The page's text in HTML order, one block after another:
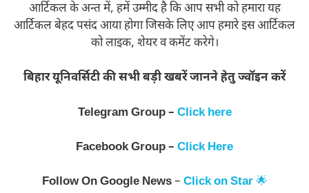
आर्टिकल के अन्त में, हमें उम्मीद है कि आप सभी को हमारा यह
आर्टिकल बेहद पसंद आया होगा जिसके लिए आप हमारे इस आर्टिकल
को लाइक, शेयर व कमेंट करेगे।
बिहार यूनिवर्सिटी की सभी बड़ी खबरें जानने हेतु ज्वॉइन करें
Telegram Group – Click here
Facebook Group – Click Here
Follow On Google News– Click on Star🌟